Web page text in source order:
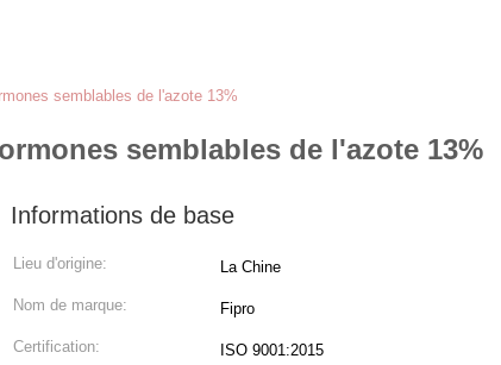
semblables de l'azote 13%
semblables de l'azote 13%
Informations de base
Lieu d'origine: La Chine
Nom de marque: Fipro
Certification: ISO 9001:2015